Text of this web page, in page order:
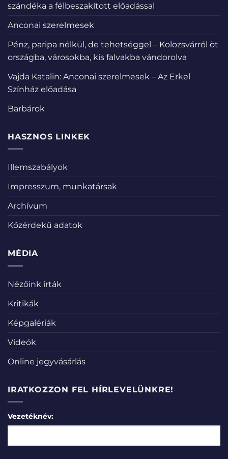
szándéka a félbeszakított előadással
Anconai szerelmesek
Pénz, paripa nélkül, de tehetséggel – Kolozsvárról öt
országba, városokba, kis falvakba vándorolva
Vajda Katalin: Anconai szerelmesek – Az Erkel
Színház előadása
Barbárok
HASZNOS LINKEK
Illemszabályok
Impresszum, munkatársak
Archívum
Közérdekű adatok
MÉDIA
Nézőink írták
Kritikák
Képgalériák
Videók
Online jegyvásárlás
IRATKOZZON FEL HÍRLEVELÜNKRE!
Vezetéknév: